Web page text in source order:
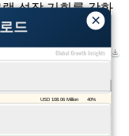
×
드
성장 기회를 강화
40%
USD 108.06 Million